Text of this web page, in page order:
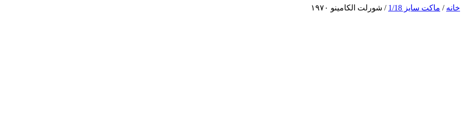
خانه / ماکت سایز 1/18 / شورلت الکامینو ۱۹۷۰